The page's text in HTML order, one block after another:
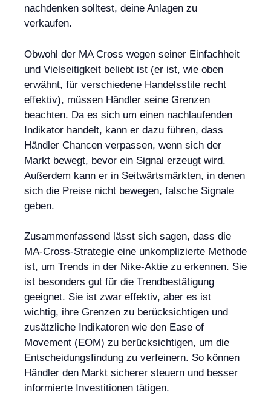
nachdenken solltest, deine Anlagen zu
verkaufen.
Obwohl der MA Cross wegen seiner Einfachheit
und Vielseitigkeit beliebt ist (er ist, wie oben
erwähnt, für verschiedene Handelsstile recht
effektiv), müssen Händler seine Grenzen
beachten. Da es sich um einen nachlaufenden
Indikator handelt, kann er dazu führen, dass
Händler Chancen verpassen, wenn sich der
Markt bewegt, bevor ein Signal erzeugt wird.
Außerdem kann er in Seitwärtsmärkten, in denen
sich die Preise nicht bewegen, falsche Signale
geben.
Zusammenfassend lässt sich sagen, dass die
MA-Cross-Strategie eine unkomplizierte Methode
ist, um Trends in der Nike-Aktie zu erkennen. Sie
ist besonders gut für die Trendbestätigung
geeignet. Sie ist zwar effektiv, aber es ist
wichtig, ihre Grenzen zu berücksichtigen und
zusätzliche Indikatoren wie den Ease of
Movement (EOM) zu berücksichtigen, um die
Entscheidungsfindung zu verfeinern. So können
Händler den Markt sicherer steuern und besser
informierte Investitionen tätigen.